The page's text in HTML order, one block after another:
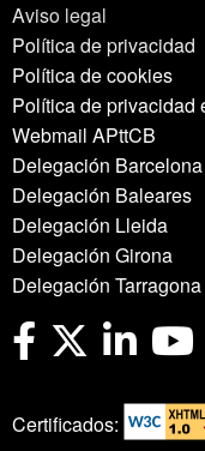
Aviso legal
Política de privacidad
Política de cookies
Política de privacidad
Webmail APttCB
Delegación Barcelona
Delegación Baleares
Delegación Lleida
Delegación Girona
Delegación Tarragona
Certificados: